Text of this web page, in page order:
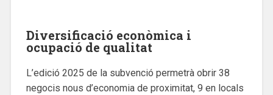
Diversificació econòmica i
ocupació de qualitat
L’edició 2025 de la subvenció permetrà obrir 38
negocis nous d’economia de proximitat, 9 en locals